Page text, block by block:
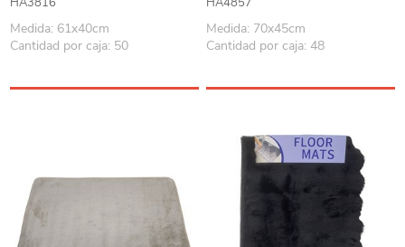
Medida: 61x40cm
Cantidad por caja: 50
Medida: 70x45cm
Cantidad por caja: 48